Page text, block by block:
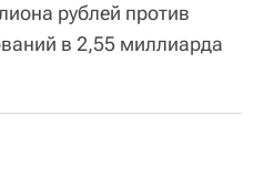
рублей против
в 2,55 миллиарда